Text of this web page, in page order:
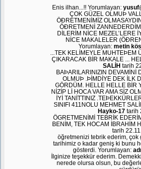
Enis ilhan...!! Yorumlayan:
ÇOK GÜZEL OLMUÞ
ÖÐRETMENİMİZ
ÖÐRETMENİ
DİLERİM NİCE MEZEL’LERE
NİCE MAKALELER
Yorumlayan:metin
...TEK KELİMEYLE MUHTEÞEM
ÇIKARACAK BİR MAKALE ...
SALİH tarih
BAÞARILARINIZIN DEVAMİNİ
OLMUÞ .ÞİMDİYE DEK İLK
GÖRDÜM. HELLE HELLE BİR
NİZİP Lİ HOCA VAR AMA SİZ
İYİ TANİTTINIZ
SINIFI 411NOLU MEHMET
Hayko-17 tarih
ÖGRETMENİMİ TEBRİK
BENİM, TEK HOCAM İBRAHİM
tarih
öğretmenizi tebrik ederim, çok
tarihimiz o kadar geniş ki bunu
gösterdi. Yorumlayan:
İlginize teşekkür ederim.
nerede olursa olsun, bu